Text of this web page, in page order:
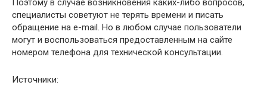
Поэтому в случае возникновения каких-либо вопросов,
специалисты советуют не терять времени и писать
обращение на e-mail. Но в любом случае пользователи
могут и воспользоваться предоставленным на сайте
номером телефона для технической консультации.
Источники: